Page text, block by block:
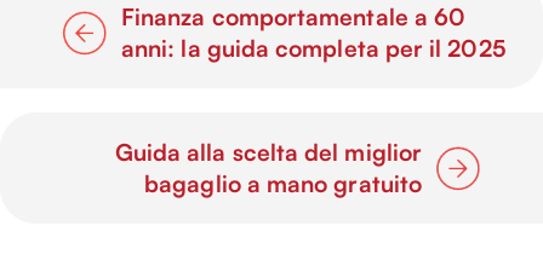
Finanza comportamentale a 60
anni: la guida completa per il 2025
Guida alla scelta del miglior
bagaglio a mano gratuito